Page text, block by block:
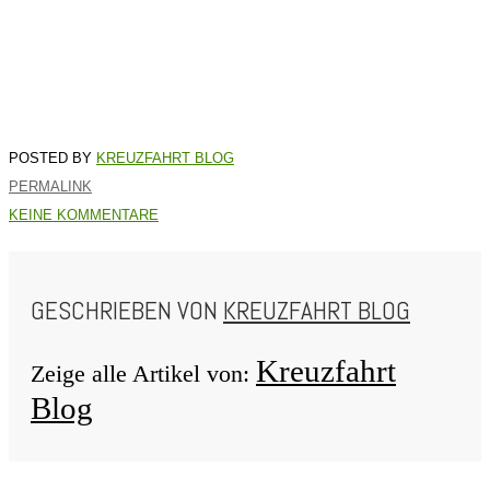
KREUZFAHRT BLOG
PERMALINK
KEINE KOMMENTARE
GESCHRIEBEN VON KREUZFAHRT BLOG
Zeige alle Artikel von: Kreuzfahrt
Blog